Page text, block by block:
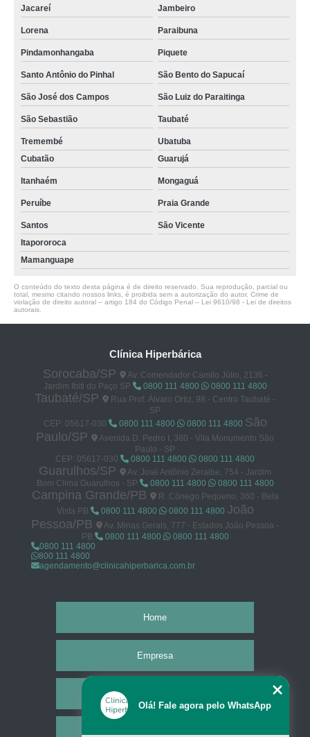
Jacareí Jambeiro
Lorena Paraibuna
Pindamonhangaba Piquete
Santo Antônio do Pinhal São Bento do Sapucaí
São José dos Campos São Luiz do Paraitinga
São Sebastião Taubaté
Tremembé
Ubatuba
Cubatão
Guarujá
Itanhaém Mongaguá
Peruíbe Praia Grande
Santos
São Vicente
Itapororoca
Mamanguape
O conteúdo do texto desta página é de direito reservado. Sua reprodução, parcial ou
total, mesmo citando nossos links, é proibida sem a autorização do autor. Crime de
violação de direito autoral – artigo 184 do Código Penal – Lei 9610/98 - Lei de direitos
autorais
Clínica Hiperbárica
Sorocaba/SP
Av. Comendador Camilo Júlio, 2136 -
Jardim Ibiti do Paço SP
0800 111 4800 0800 111 4800
Taubaté/SP
Rua Prof. Álvaro Ortiz, 98 - Centro Taubaté -
SP
CEP: 05617-030
0800 111 4800 0800 111 4800 São
Paulo/SP
Avenida D. Pedro I, 380 - Vila Monumento São
Paulo - SP
CEP: 05617-030
0800 111 4800 0800 111 4800
Guarulhos/SP
Av. José Antônio Zeraibe, 754 - Jardim
Bom Clima Guarulhos - SP
0800 111 4800 0800 111 4800
Campina Grande/PB
R. Cônego Pequeno, 360 - Bela
Vista PB
0800 111 4800 0800 111 4800 João
Pessoa/PB
Av. Minas Gerais, 777 - Estados João Pessoa -
PB
0800 111 4800
0800 111 4800
0800 111 4800
800 111 4800
agendamento@clinicahiperbarica.com.br
Home
Empresa
Olá! Fale agora pelo WhatsApp